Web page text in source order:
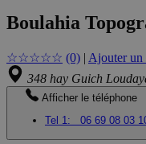
Boulahia
☆☆☆☆☆ (0) | Ajouter un
348 hay Guich
Afficher le téléphone
Tel 1:
06 69 08 03